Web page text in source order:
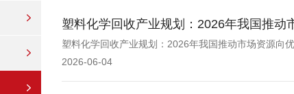
塑料化学回收产业规划：2026年我国推
塑料化学回收产业规划：2026年我国推动市场资源向
2026-06-04